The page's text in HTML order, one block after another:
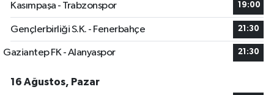
Kasımpaşa - Trabzonspor 19:00
Gençlerbirliği S.K. - Fenerbahçe 21:30
Gaziantep FK - Alanyaspor 21:30
16 Ağustos, Pazar